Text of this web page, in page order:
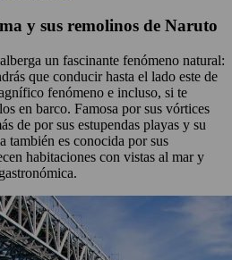
y sus remolinos de Naruto
un fascinante fenómeno natural:
que conducir hasta el lado este de
fenómeno e incluso, si te
en barco. Famosa por sus vórtices
de por sus estupendas playas y su
también es conocida por sus
habitaciones con vistas al mar y